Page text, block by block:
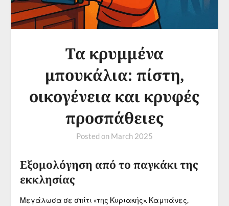
Τα κρυμμένα
μπουκάλια: πίστη,
οικογένεια και κρυφές
προσπάθειες
Posted on March 2025
Εξομολόγηση από το παγκάκι της
εκκλησίας
Μεγάλωσα σε σπίτι «της Κυριακής». Καμπάνες,